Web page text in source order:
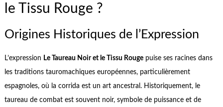
le Tissu Rouge ?
Origines Historiques de l’Expression
L’expression Le Taureau Noir et le Tissu Rougepuise ses racines dans
les traditions tauromachiques européennes, particulièrement
espagnoles, où la corrida est un art ancestral. Historiquement, le
taureau de combat est souvent noir, symbole de puissance et de